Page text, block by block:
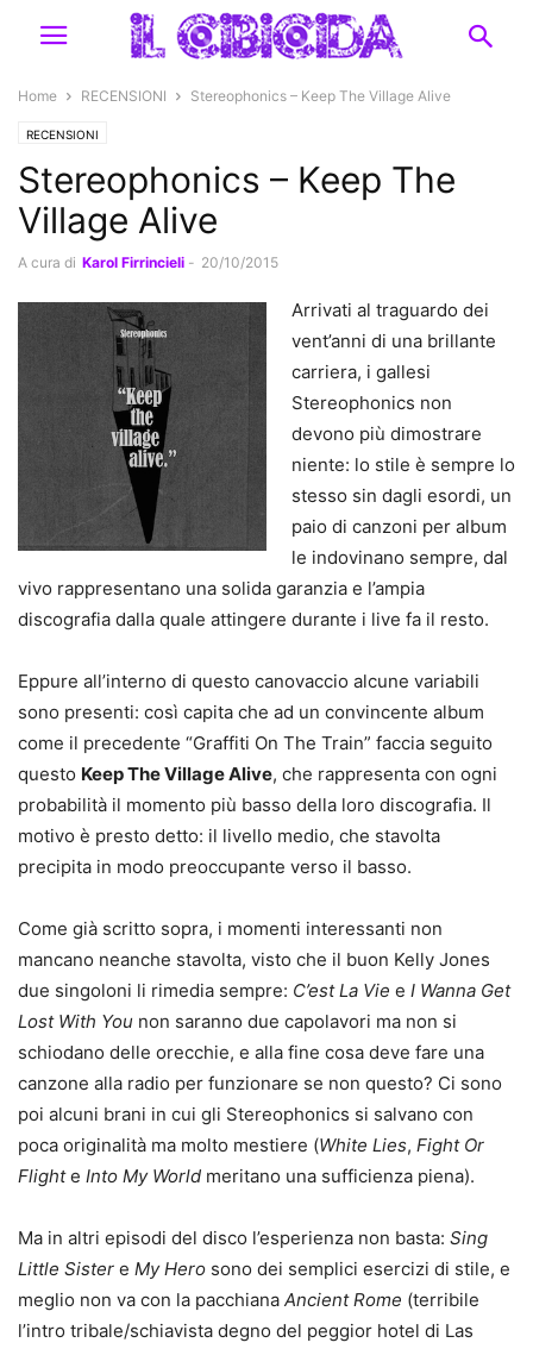
Home RECENSIONI Stereophonics – Keep The Village Alive
RECENSIONI
Stereophonics – Keep The
Village Alive
A cura di Karol Firrincieli - 20/10/2015
Arrivati al traguardo dei
vent’anni di una brillante
carriera, i gallesi
Stereophonics non
devono più dimostrare
niente: lo stile è sempre lo
stesso sin dagli esordi, un
paio di canzoni per album
le indovinano sempre, dal
vivo rappresentano una solida garanzia e l’ampia
discografia dalla quale attingere durante i live fa il resto.
Eppure all’interno di questo canovaccio alcune variabili
sono presenti: così capita che ad un convincente album
come il precedente “Graffiti On The Train” faccia seguito
questo Keep The Village Alive, che rappresenta con ogni
probabilità il momento più basso della loro discografia. Il
motivo è presto detto: il livello medio, che stavolta
precipita in modo preoccupante verso il basso.
Come già scritto sopra, i momenti interessanti non
mancano neanche stavolta, visto che il buon Kelly Jones
due singoloni li rimedia sempre: C’est La Vie e I Wanna Get
Lost With You non saranno due capolavori ma non si
schiodano delle orecchie, e alla fine cosa deve fare una
canzone alla radio per funzionare se non questo? Ci sono
poi alcuni brani in cui gli Stereophonics si salvano con
poca originalità ma molto mestiere (White Lies, Fight Or
Flighte Into My World meritano una sufficienza piena).
Ma in altri episodi del disco l’esperienza non basta: Sing
Little Sister e My Hero sono dei semplici esercizi di stile, e
meglio non va con la pacchiana Ancient Rome (terribile
l’intro tribale/schiavista degno del peggior hotel di Las